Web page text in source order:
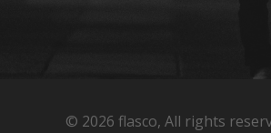
© 2026 flasco, All rights